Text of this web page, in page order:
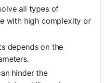
all types of
with high complexity or
depends on the
hinder the